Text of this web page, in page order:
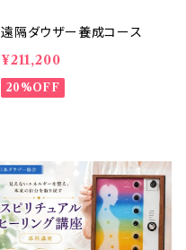
遠隔ダウザー養成コース
¥211,200
20%OFF